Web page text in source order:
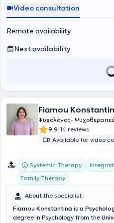
to bridge the biological and
a comprehensive understanding of
possesses clinical experience with
program), promoting the
training and experience in
psychological distress related to
Video consultation
Remote availability
Next availability
Fiamou
Ψυχολόγος-
9.9|14 reviews
Available for video
Systemic Therapy
Family Therapy
About the specialist
Fiamou Konstantina is a
degree in Psychology from the